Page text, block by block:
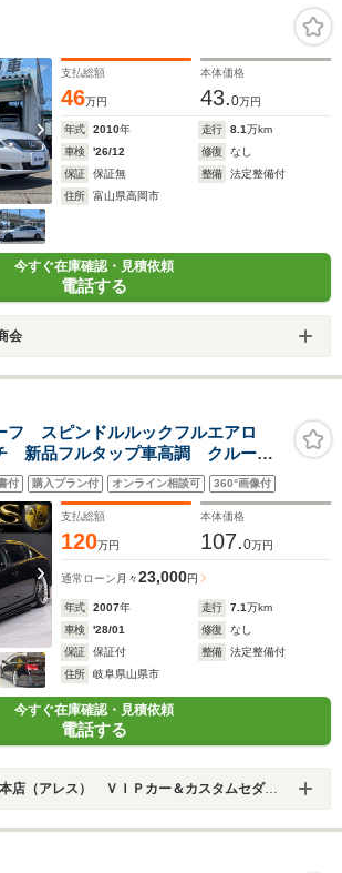
ーズコントロール
ートライト
Bluetooth
支払総額
46万円
本体価格
43.0万円
年式 2010年 走行 8.1万km
車検
'26/12 修復
なし
保証
保証無 整備
法定整備付
住所
富山県高岡市
今すぐ在庫確認・見積依頼
電話する
会
スピンドルルックフルエアロ
新品フルタップ車高調 クルーズ
スマートキー
付 購入プラン付 オンライン相談可 360°画像付
支払総額
120万円
本体価格
107.0万円
通常ローン 月々23,000円
年式 2007年 走行 7.1万km
車検
'28/01 修復
なし
保証
保証付 整備
法定整備付
住所
岐阜県山県市
今すぐ在庫確認・見積依頼
電話する
店（アレス） ＶＩＰカー＆カスタムセダン専門店